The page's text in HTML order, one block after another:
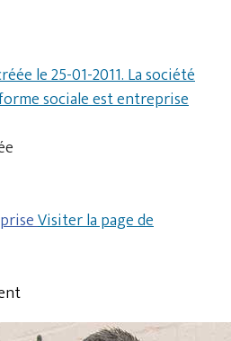
le 25-01-2011. La société
sociale est entreprise
Visiter la page de